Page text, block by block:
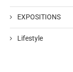
EXPOSITIONS
Lifestyle